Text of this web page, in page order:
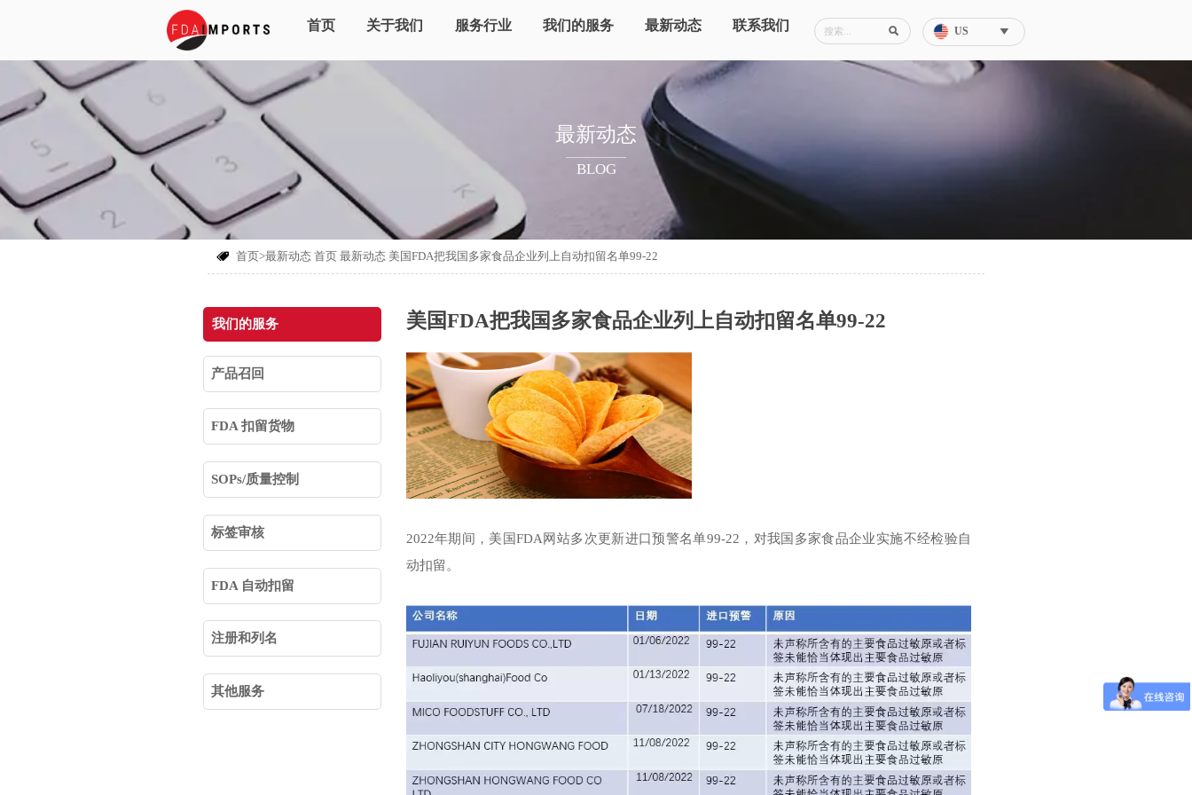
首页 关于我们 服务行业 我们的服务 最新动态 联系我们  US 
最新动态
BLOG
 首页>最新动态 首页 最新动态 美国FDA把我国多家食品企业列上自动扣留名单99-22
我们的服务
产品召回
FDA 扣留货物
SOPs/质量控制
标签审核
FDA 自动扣留
注册和列名
其他服务
美国FDA把我国多家食品企业列上自动扣留名单99-22
2022年期间，美国FDA网站多次更新进口预警名单99-22，对我国多家食品企业实施不经检验自
动扣留。